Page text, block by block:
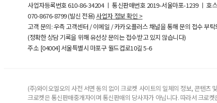
사업자등록번호610-86-34204ㅣ 통신판매번호 2019-서울마포-1239 ㅣ 호
070-8676-8799 (발신 전용) 사업자 정보 확인 >
고객 문의: 우측 고객센터 / 이메일 / 카카오플러스 채널을 통해 문의 접수 부
(정확한 상담 기록을 위해 유선상 문의는 접수받고 있지 않습니다)
주소 [04004] 서울특별시 마포구 월드컵로10길5-6
(주)와이오엘오의 사전 서면 동의 없이 크로켓 사이트의 일체의 정보, 콘텐츠
크로켓은 통신판매중개자이며 통신판매의 당사자가 아닙니다. 따라서 크로